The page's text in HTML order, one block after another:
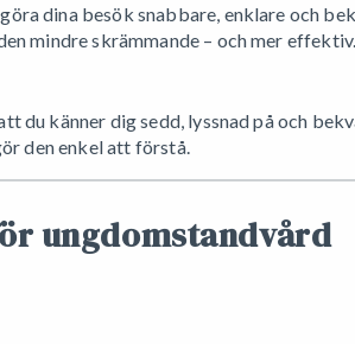
dina besök snabbare, enklare och
mindre skrämmande – och mer
du känner dig sedd, lyssnad på och
den enkel att förstå.
ungdomstandvård